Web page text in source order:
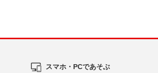
スマホ・PCであそぶ